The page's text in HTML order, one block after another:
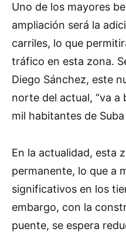
Uno de los mayores
ampliación será la
carriles, lo que
tráfico en esta zona.
Diego Sánchez, este
norte del actual, “va a
mil habitantes de Suba
En la actualidad, esta
permanente, lo que a
significativos en los
embargo, con la
puente, se espera